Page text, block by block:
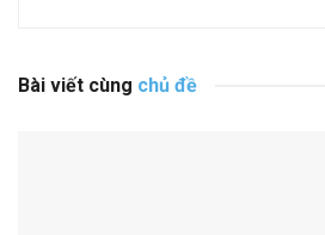
Bài viết cùng chủ đề